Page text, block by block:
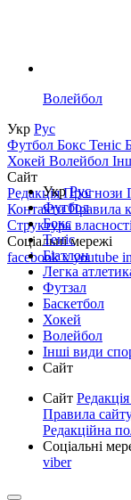
Волейбол
Укр Рус
Футбол Бокс Теніс
Хокей Волейбол
Сайт
РедакціяПрогнози
КонтактиПравила
Структура власності
Соціальні мережі
facebookxyoutube
УкрРус
Футбол
Бокс
Теніс
Біатлон
Легка
Футзал
Баскетбол
Хокей
Волейбол
Інші види
Сайт
Сайт Редакція
Правила
Редакційна
Соціальні
viber